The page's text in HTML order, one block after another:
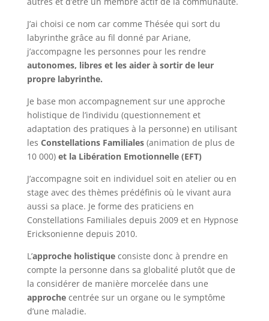
J’ai choisi ce nom car comme Thésée qui sort du
labyrinthe grâce au fil donné par Ariane,
j’accompagne les personnes pour les rendre
autonomes, libres et les aider à sortir de leur
propre labyrinthe.
Je base mon accompagnement sur une approche
holistique de l’individu (questionnement et
adaptation des pratiques à la personne) en utilisant
les Constellations Familiales (animation de plus de
10 000) et la Libération Emotionnelle (EFT)
J’accompagne soit en individuel soit en atelier ou en
stage avec des thèmes prédéfinis où le vivant aura
aussi sa place. Je forme des praticiens en
Constellations Familiales depuis 2009 et en Hypnose
Ericksonienne depuis 2010.
L’approche holistiqueconsiste donc à prendre en
compte la personne dans sa globalité plutôt que de
la considérer de manière morcelée dans une
approchecentrée sur un organe ou le symptôme
d’une maladie.